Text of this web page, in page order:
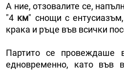
А ние, отзовалите се,
"4 км" снощи с
крака и ръце във всички
Партито се провеждаше
едновременно, като във